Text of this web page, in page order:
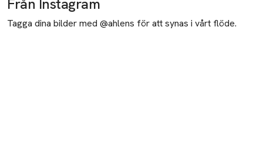
Från Instagram
Tagga dina bilder med @ahlens för att synas i vårt flöde.